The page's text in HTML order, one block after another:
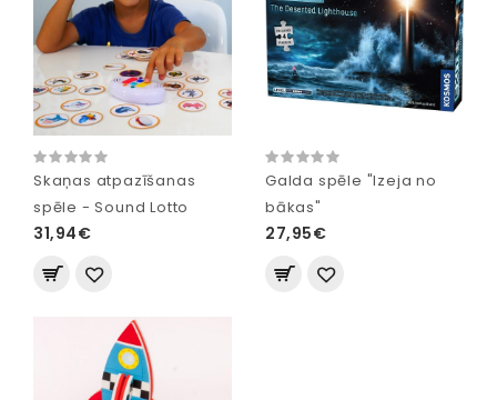
Skaņas atpazīšanas
spēle - Sound Lotto
31,94€
Galda spēle "Izeja no
bākas"
27,95€